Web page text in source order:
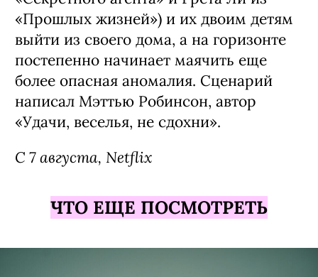
Фильм «Последний дом» / The Last
House, премьера (18+)
«Иллюзия обмана») с необычной
потусторонняя сила несколько лет не
«Секретного агента» и Грета Ли из